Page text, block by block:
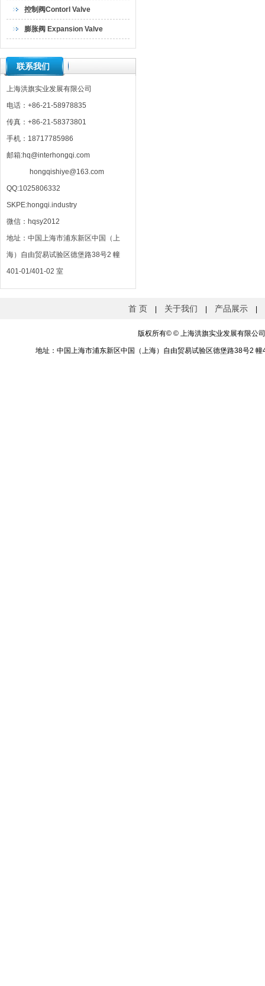
控制阀Contorl Valve
膨胀阀 Expansion Valve
联系我们
上海洪旗实业发展有限公司
电话：+86-21-58978835
传真：+86-21-58373801
手机：18717785986
邮箱:hq@interhongqi.com
hongqishiye@163.com
QQ:1025806332
SKPE:hongqi.industry
微信：hqsy2012
地址：中国上海市浦东新区中国（上
海）自由贸易试验区德堡路38号2 幢
401-01/401-02 室
首 页 关于我们 产品展示
版权所有© ©上海洪旗实业发展有限公
地址：中国上海市浦东新区中国（上海）自由贸易试验区德堡路38号2